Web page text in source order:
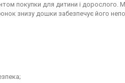
покупки для дитини і дорослого.
знизу дошки забезпечує його